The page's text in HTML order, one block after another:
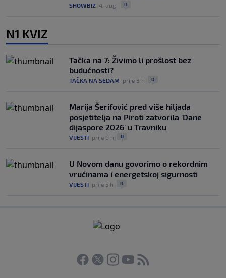
SHOWBIZ 4. aug. 0
N1 KVIZ
Tačka na 7: Živimo li prošlost bez
budućnosti?
TAČKA NA SEDAM prije 3 h 0
Marija Šerifović pred više hiljada
posjetitelja na Piroti zatvorila 'Dane
dijaspore 2026' u Travniku
VIJESTI prije 6 h 0
U Novom danu govorimo o rekordnim
vrućinama i energetskoj sigurnosti
VIJESTI prije 5 h 0